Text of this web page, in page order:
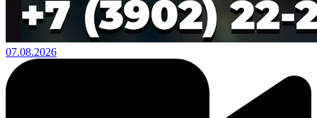
07.08.2026